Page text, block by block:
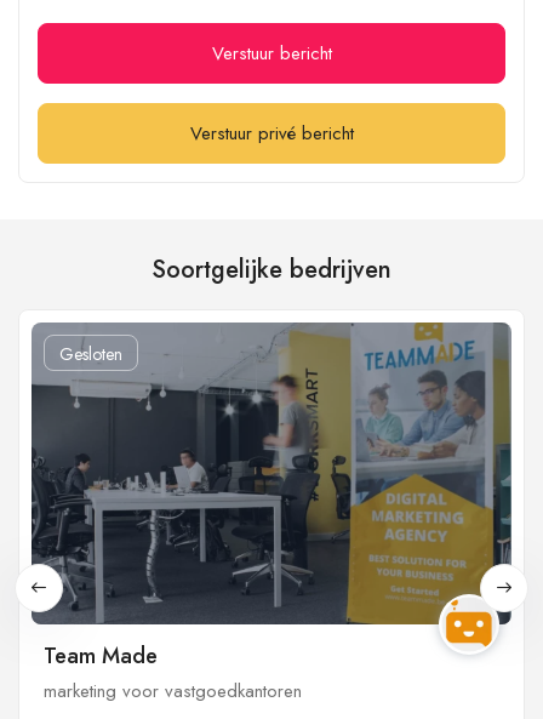
Verstuur bericht
Verstuur privé bericht
Soortgelijke bedrijven
Gesloten
Team Made
marketing voor vastgoedkantoren